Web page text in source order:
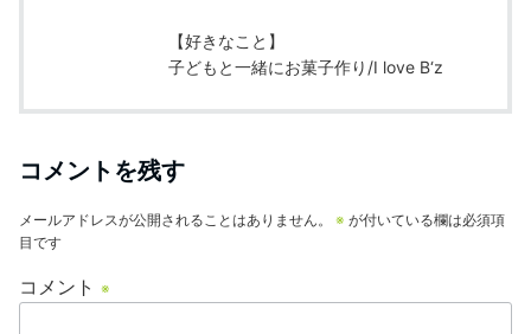
【好きなこと】
子どもと一緒にお菓子作り/I love B‘z
コメントを残す
メールアドレスが公開されることはありません。 ※ が付いている欄は必須項
目です
コメント ※